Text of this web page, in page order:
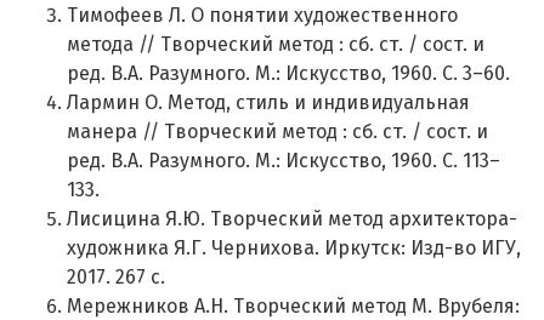
Тимофеев Л. О понятии художественного
метода // Творческий метод : сб. ст. / сост. и
ред. В.А. Разумного. М.: Искусство, 1960. С. 3–60.
Лармин О. Метод, стиль и индивидуальная
манера // Творческий метод : сб. ст. / сост. и
ред. В.А. Разумного. М.: Искусство, 1960. С. 113–
133.
Лисицина Я.Ю. Творческий метод архитектора-
художника Я.Г. Чернихова. Иркутск: Изд-во ИГУ,
2017. 267 с.
Мережников А.Н. Творческий метод М. Врубеля: